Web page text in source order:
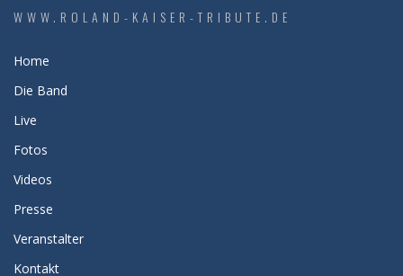
WWW.ROLAND-KAISER-TRIBUTE.DE
Home
Die Band
Live
Fotos
Videos
Presse
Veranstalter
Kontakt